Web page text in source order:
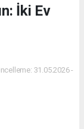
İki Ev
31.05.2026 -